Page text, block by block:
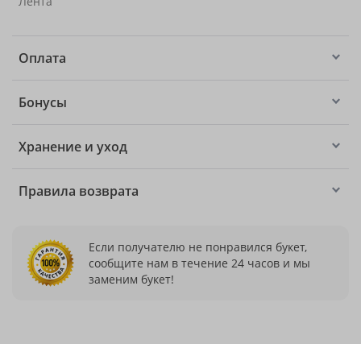
Оплата
Бонусы
Хранение и уход
Правила возврата
Если получателю не понравился букет,
сообщите нам в течение 24 часов и мы
заменим букет!